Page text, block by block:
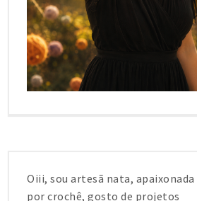
Oiii, sou artesã nata, apaixonada
por crochê, gosto de projetos